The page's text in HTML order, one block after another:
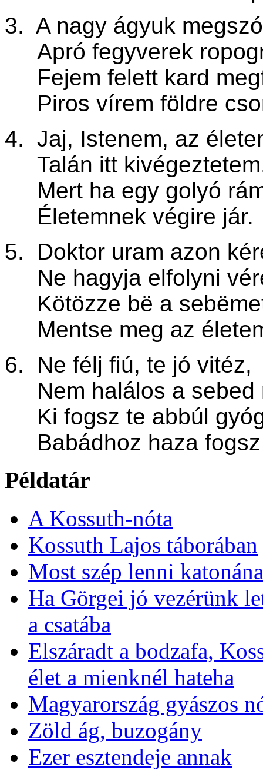
3. A nagy ágyuk
Apró fegyverek
Fejem felett kard
Piros vírem földre
4. Jaj, Istenem, az
Talán itt
Mert ha egy golyó
Életemnek végire jár.
5. Doktor uram azon
Ne hagyja elfolyni
Kötözze bë a
Mentse meg az
6. Ne félj fiú, te jó vitéz,
Nem halálos a sebed
Ki fogsz te abbúl
Babádhoz haza fogsz
Példatár
A Kossuth-nóta
Kossuth Lajos táborában
Most szép lenni
Ha Görgei jó vezérünk
a csatába
Elszáradt a bodzafa,
élet a mienknél hateha
Magyarország gyászos
Zöld ág, buzogány
Ezer esztendeje annak